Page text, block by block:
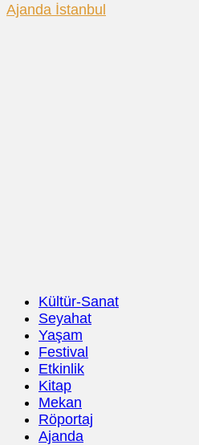
Ajanda İstanbul
Kültür-Sanat
Seyahat
Yaşam
Festival
Etkinlik
Kitap
Mekan
Röportaj
Ajanda